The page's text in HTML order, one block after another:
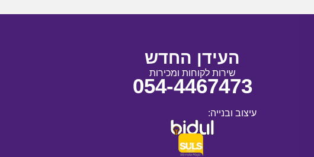
העידן החדש
שירות לקוחות ומכירות
054-4467473
עיצוב ובנייה: